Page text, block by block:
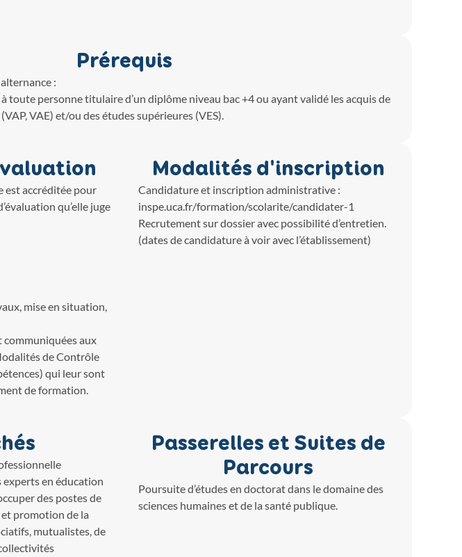
Prérequis
:
toute personne titulaire d’un diplôme niveau bac +4 ou ayant validé les acquis de
VAE) et/ou des études supérieures (VES).
est accréditée pour
qu’elle juge
mise en situation,
communiquées aux
de Contrôle
qui leur sont
de formation.
Modalités d'inscription
Candidature et inscription administrative :
inspe.uca.fr/formation/scolarite/candidater-1
Recrutement sur dossier avec possibilité d’entretien.
(dates de candidature à voir avec l’établissement)
en éducation
des postes de
et promotion de la
mutualistes, de
Passerelles et Suites de
Parcours
Poursuite d’études en doctorat dans le domaine des
sciences humaines et de la santé publique.